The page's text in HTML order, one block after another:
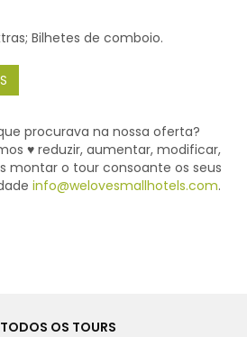
Bilhetes de comboio.
procurava na nossa oferta?
♥ reduzir, aumentar, modificar,
montar o tour consoante os seus
info@welovesmallhotels.com.
OS TOURS